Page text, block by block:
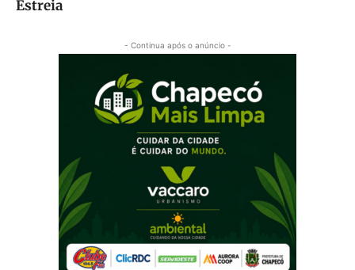
Estreia
- Continua após o anúncio -